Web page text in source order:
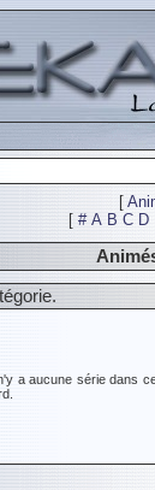
[
[ # A B C D
a aucune série dans